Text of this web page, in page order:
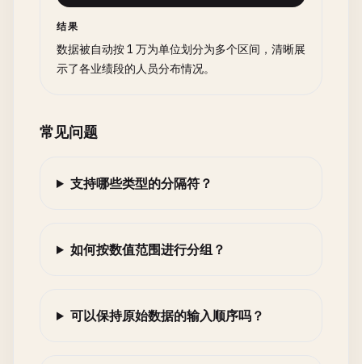
结果
数据被自动按 1 万为单位划分为多个区间，清晰展
示了各业绩段的人员分布情况。
常见问题
支持哪些类型的分隔符？
如何按数值范围进行分组？
可以保持原始数据的输入顺序吗？